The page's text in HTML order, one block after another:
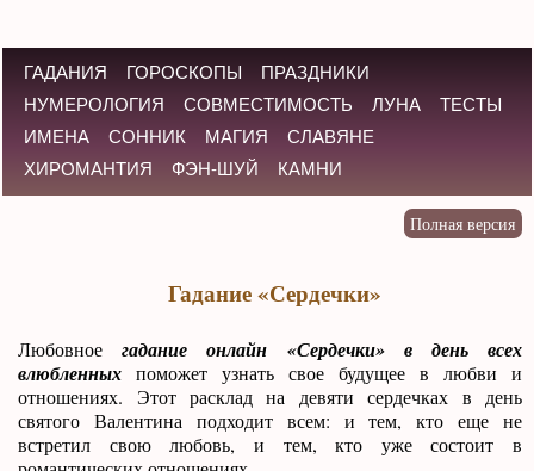
ГАДАНИЯ ГОРОСКОПЫ
ПРАЗДНИКИ
НУМЕРОЛОГИЯ
СОВМЕСТИМОСТЬ ЛУНА
ТЕСТЫ
ИМЕНА
СОННИК МАГИЯ
СЛАВЯНЕ
ХИРОМАНТИЯ
ФЭН-ШУЙ КАМНИ
Гадание «Сердечки»
Любовноегадание онлайн «Сердечки» в день всех
влюбленных поможет узнать свое будущее в любви и
отношениях. Этот расклад на девяти сердечках в день
святого Валентина подходит всем: и тем, кто еще не
встретил свою любовь, и тем, кто уже состоит в